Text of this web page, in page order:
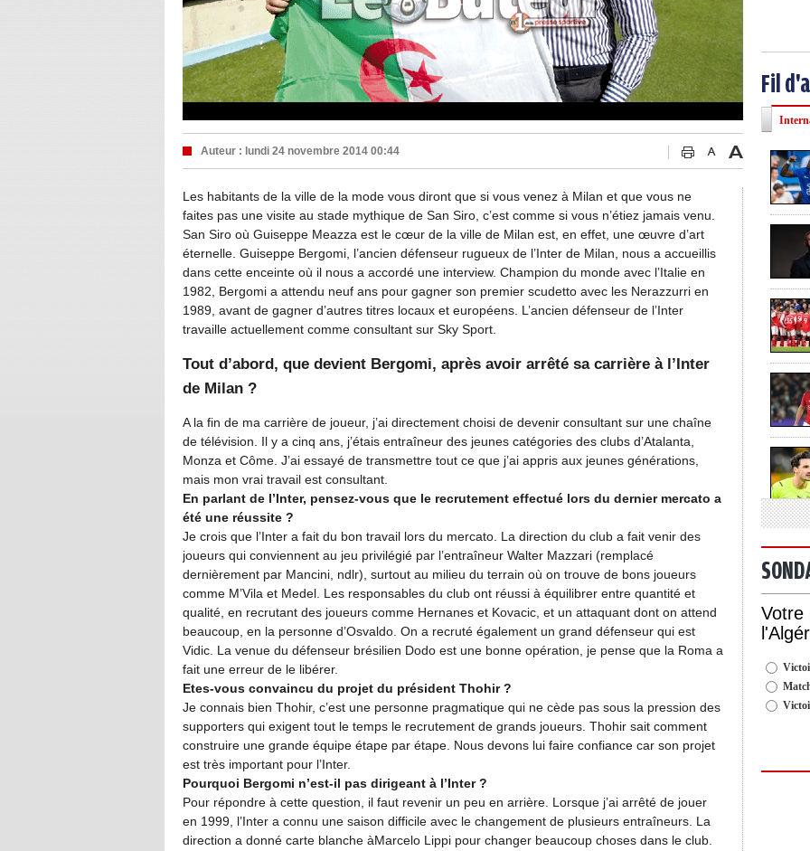
Auteur : lundi 24 novembre 2014 00:44
Les habitants de la ville de la mode vous diront que si vous venez à Milan et que vous ne
faites pas une visite au stade mythique de San Siro, c’est comme si vous n’étiez jamais venu.
San Siro où Guiseppe Meazza est le cœur de la ville de Milan est, en effet, une œuvre d’art
éternelle. Guiseppe Bergomi, l’ancien défenseur rugueux de l’Inter de Milan, nous a accueillis
dans cette enceinte où il nous a accordé une interview. Champion du monde avec l’Italie en
1982, Bergomi a attendu neuf ans pour gagner son premier scudetto avec les Nerazzurri en
1989, avant de gagner d’autres titres locaux et européens. L’ancien défenseur de l’Inter
travaille actuellement comme consultant sur Sky Sport.
Tout d’abord, que devient Bergomi, après avoir arrêté sa carrière à l’Inter
de Milan ?
A la fin de ma carrière de joueur, j’ai directement choisi de devenir consultant sur une chaîne
de télévision. Il y a cinq ans, j’étais entraîneur des jeunes catégories des clubs d’Atalanta,
Monza et Côme. J’ai essayé de transmettre tout ce que j’ai appris aux jeunes générations,
mais mon vrai travail est consultant.
En parlant de l’Inter, pensez-vous que le recrutement effectué lors du dernier mercato a
été une réussite ?
Je crois que l’Inter a fait du bon travail lors du mercato. La direction du club a fait venir des
joueurs qui conviennent au jeu privilégié par l’entraîneur Walter Mazzari (remplacé
dernièrement par Mancini, ndlr), surtout au milieu du terrain où on trouve de bons joueurs
comme M’Vila et Medel. Les responsables du club ont réussi à équilibrer entre quantité et
qualité, en recrutant des joueurs comme Hernanes et Kovacic, et un attaquant dont on attend
beaucoup, en la personne d’Osvaldo. On a recruté également un grand défenseur qui est
Vidic. La venue du défenseur brésilien Dodo est une bonne opération, je pense que la Roma a
fait une erreur de le libérer.
Etes-vous convaincu du projet du président Thohir ?
Je connais bien Thohir, c’est une personne pragmatique qui ne cède pas sous la pression des
supporters qui exigent tout le temps le recrutement de grands joueurs. Thohir sait comment
construire une grande équipe étape par étape. Nous devons lui faire confiance car son projet
est très important pour l’Inter.
Pourquoi Bergomi n’est-il pas dirigeant à l’Inter ?
Pour répondre à cette question, il faut revenir un peu en arrière. Lorsque j’ai arrêté de jouer
en 1999, l’Inter a connu une saison difficile avec le changement de plusieurs entraîneurs. La
direction a donné carte blanche àMarcelo Lippi pour changer beaucoup choses dans le club.
Fil
Votre